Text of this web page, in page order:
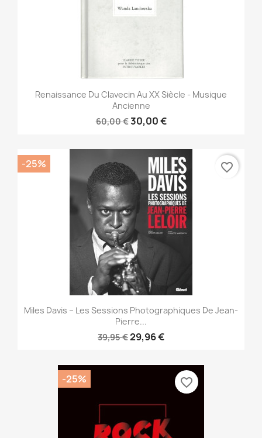
Renaissance Du Clavecin Au XX Siècle - Musique
Ancienne
60,00 €30,00 €
Miles Davis – Les Sessions Photographiques De Jean-
Pierre...
39,95 €29,96 €
-25% favorite_border
-25% favorite_border